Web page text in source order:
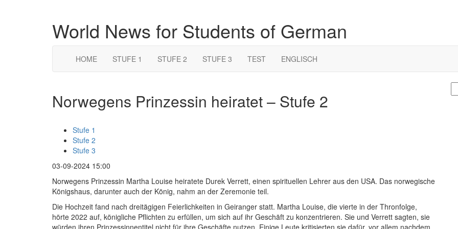
World News for Students of German
HOME STUFE 1 STUFE 2 STUFE 3 TEST ENGLISCH
Norwegens Prinzessin heiratet – Stufe 2
Stufe 1
Stufe 2
Stufe 3
03-09-2024 15:00
Norwegens Prinzessin Martha Louise heiratete Durek Verrett, einen spirituellen Lehrer aus den USA. Das norwegische
Königshaus, darunter auch der König, nahm an der Zeremonie teil.
Die Hochzeit fand nach dreitägigen Feierlichkeiten in Geiranger statt. Martha Louise, die vierte in der Thronfolge,
hörte 2022 auf, königliche Pflichten zu erfüllen, um sich auf ihr Geschäft zu konzentrieren. Sie und Verrett sagten, sie
würden ihren Prinzessinnentitel nicht für ihre Geschäfte nutzen. Einige Leute kritisierten sie dafür, vor allem nachdem